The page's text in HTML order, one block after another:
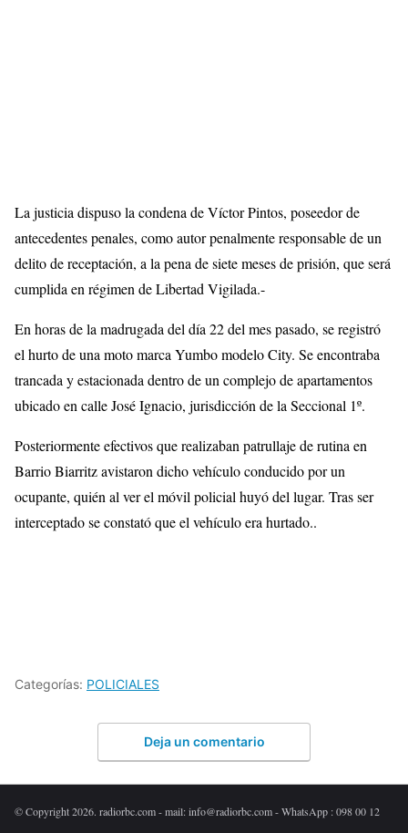
La justicia dispuso la condena de Víctor Pintos, poseedor de
antecedentes penales, como autor penalmente responsable de un
delito de receptación, a la pena de siete meses de prisión, que será
cumplida en régimen de Libertad Vigilada.-
En horas de la madrugada del día 22 del mes pasado, se registró
el hurto de una moto marca Yumbo modelo City. Se encontraba
trancada y estacionada dentro de un complejo de apartamentos
ubicado en calle José Ignacio, jurisdicción de la Seccional 1º.
Posteriormente efectivos que realizaban patrullaje de rutina en
Barrio Biarritz avistaron dicho vehículo conducido por un
ocupante, quién al ver el móvil policial huyó del lugar. Tras ser
interceptado se constató que el vehículo era hurtado..
Categorías: POLICIALES
Deja un comentario
© Copyright 2026. radiorbc.com - mail: info@radiorbc.com - WhatsApp : 098 00 12